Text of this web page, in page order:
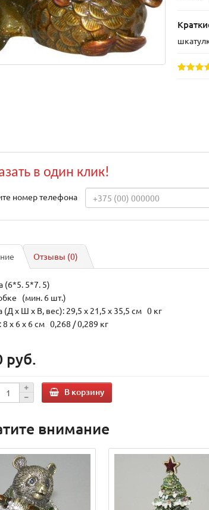
в один клик!
номер телефона
Отзывы (0)
(6*5. 5*7. 5)
(мин. 6 шт.)
(Д х Ш х В, вес): 29,5 x 21,5 x 35,5 см 0 кг
8 x 6 x 6 см 0,268 / 0,289 кг
руб.
В корзину
внимание